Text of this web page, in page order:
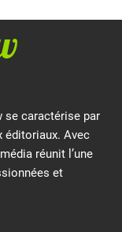
se caractérise par
éditoriaux. Avec
réunit l’une
et